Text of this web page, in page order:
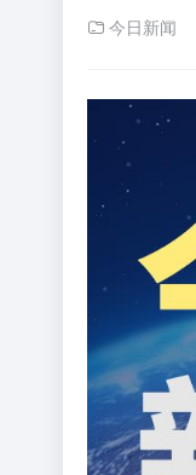
今日新闻